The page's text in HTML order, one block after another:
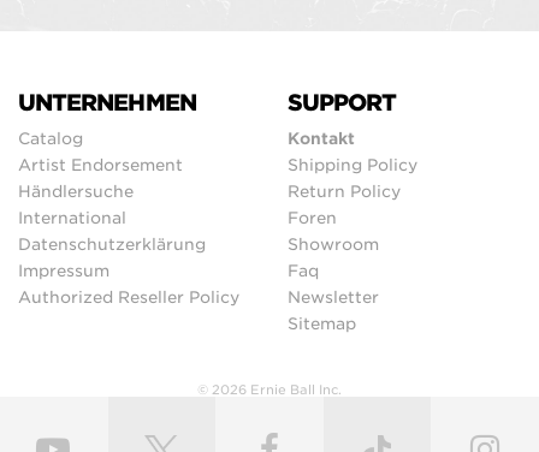
UNTERNEHMEN
Catalog
Artist Endorsement
Händlersuche
International
Datenschutzerklärung
Impressum
Authorized Reseller Policy
SUPPORT
Kontakt
Shipping Policy
Return Policy
Foren
Showroom
Faq
Newsletter
Sitemap
© 2026 Ernie Ball Inc.